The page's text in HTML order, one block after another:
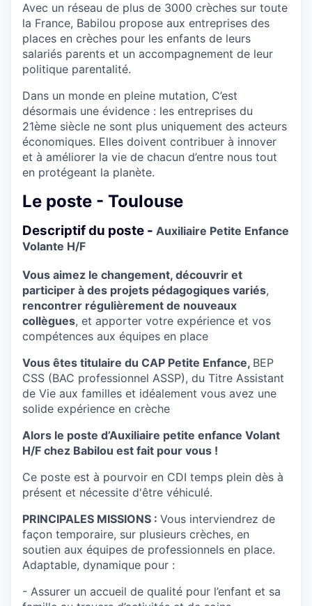
Avec un réseau de plus de 3000 crèches sur toute
la France, Babilou propose aux entreprises des
places en crèches pour les enfants de leurs
salariés parents et un accompagnement de leur
politique parentalité.
Dans un monde en pleine mutation, C’est
désormais une évidence : les entreprises du
21ème siècle ne sont plus uniquement des acteurs
économiques. Elles doivent contribuer à innover
et à améliorer la vie de chacun d’entre nous tout
en protégeant la planète.
Le poste - Toulouse
Descriptif du poste - Auxiliaire Petite Enfance
Volante H/F
Vous aimez le changement, découvrir et
participer à des projets pédagogiques variés,
rencontrer régulièrement de nouveaux
collègues, et apporter votre expérience et vos
compétences aux équipes en place
Vous êtes titulaire du CAP Petite Enfance, BEP
CSS (BAC professionnel ASSP), du Titre Assistant
de Vie aux familles et idéalement vous avez une
solide expérience en crèche
Alors le poste d’Auxiliaire petite enfance Volant
H/F chez Babilou est fait pour vous !
Ce poste est à pourvoir en CDI temps plein dès à
présent et nécessite d'être véhiculé.
PRINCIPALES MISSIONS : Vous interviendrez de
façon temporaire, sur plusieurs crèches, en
soutien aux équipes de professionnels en place.
Adaptable, dynamique pour :
- Assurer un accueil de qualité pour l’enfant et sa